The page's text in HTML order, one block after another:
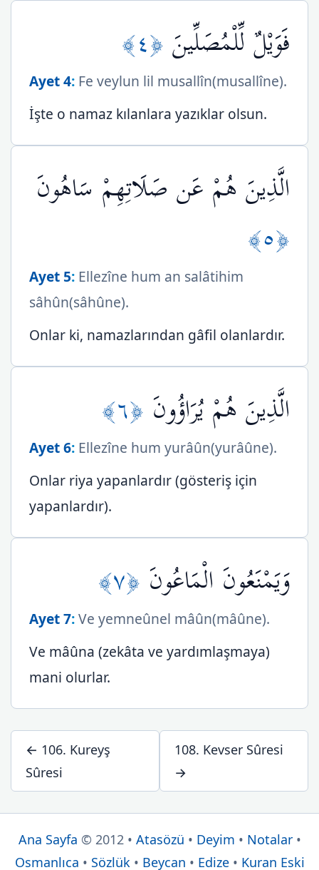
فَوَيْلٌ لِّلْمُصَلِّينَ ﴿٤﴾
Ayet 4: Fe veylun lil musallîn(musallîne).
İşte o namaz kılanlara yazıklar olsun.
الَّذِينَ هُمْ عَن صَلَاتِهِمْ سَاهُونَ
﴿٥﴾
Ayet 5: Ellezîne hum an salâtihim
sâhûn(sâhûne).
Onlar ki, namazlarından gâfil olanlardır.
الَّذِينَ هُمْ يُرَاؤُونَ ﴿٦﴾
Ayet 6: Ellezîne hum yurâûn(yurâûne).
Onlar riya yapanlardır (gösteriş için
yapanlardır).
وَيَمْنَعُونَ الْمَاعُونَ ﴿٧﴾
Ayet 7:Ve yemneûnel mâûn(mâûne).
Ve mâûna (zekâta ve yardımlaşmaya)
mani olurlar.
← 106. Kureyş
Sûresi
108. Kevser Sûresi
→
Ana Sayfa © 2012 • Atasözü • Deyim • Notalar•
Osmanlıca • Sözlük• Beycan • Edize• Kuran Eski